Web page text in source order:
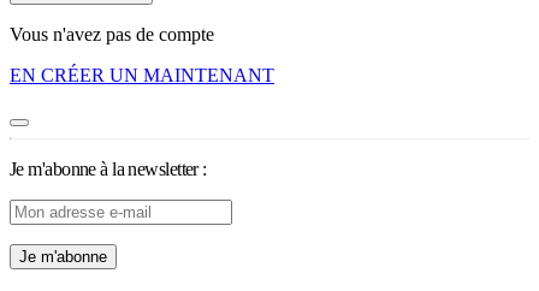
Vous n'avez pas de compte
EN CRÉER UN MAINTENANT
Je m'abonne à la newsletter :